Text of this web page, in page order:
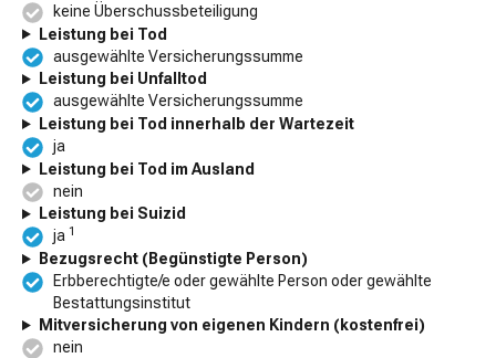
keine Überschussbeteiligung
Leistung bei Tod
ausgewählte Versicherungssumme
Leistung bei Unfalltod
ausgewählte Versicherungssumme
Leistung bei Tod innerhalb der Wartezeit
ja
Leistung bei Tod im Ausland
nein
Leistung bei Suizid
ja 1
Bezugsrecht (Begünstigte Person)
Erbberechtigte/e oder gewählte Person oder gewählte
Bestattungsinstitut
Mitversicherung von eigenen Kindern (kostenfrei)
nein